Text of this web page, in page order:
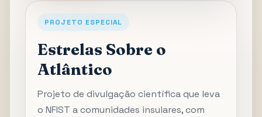
PROJETO ESPECIAL
Estrelas Sobre o
Atlântico
Projeto de divulgação científica que leva
o NFIST a comunidades insulares, com